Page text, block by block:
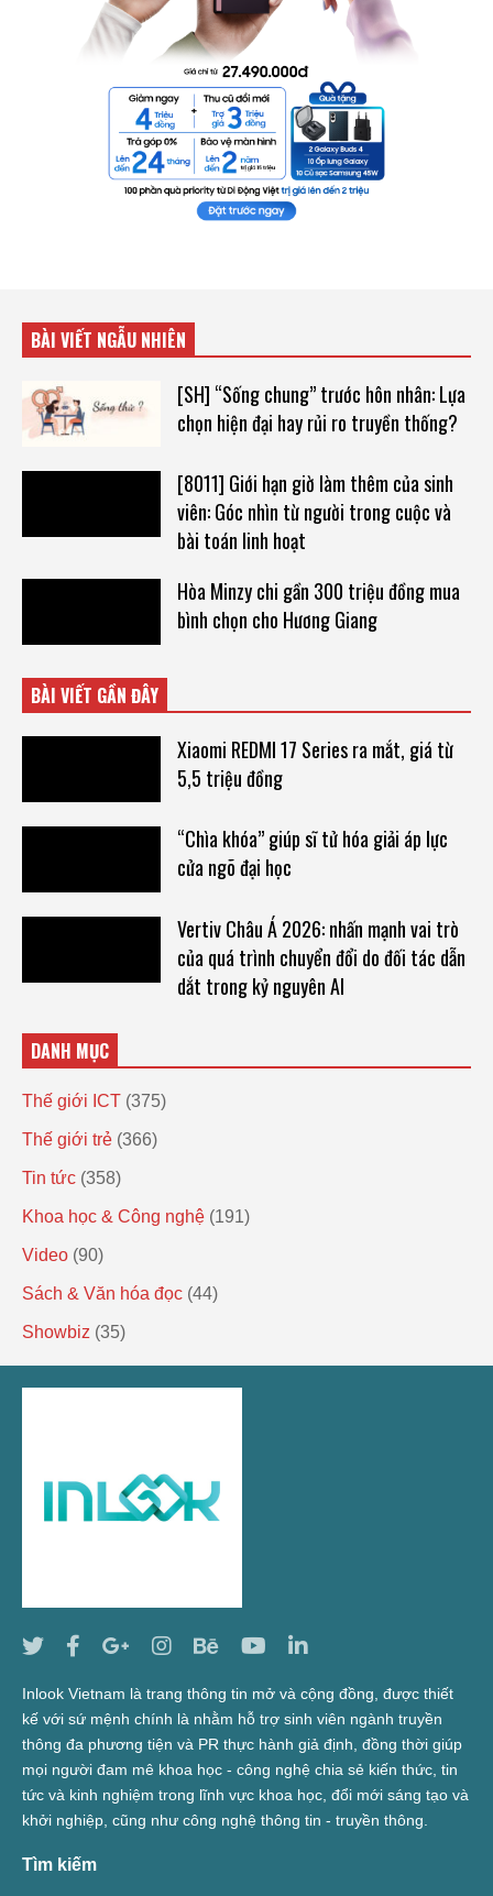
BÀI VIẾT NGẪU NHIÊN
[SH] “Sống chung” trước hôn nhân: Lựa
chọn hiện đại hay rủi ro truyền thống?
[8011] Giới hạn giờ làm thêm của sinh
viên: Góc nhìn từ người trong cuộc và
bài toán linh hoạt
Hòa Minzy chi gần 300 triệu đồng mua
bình chọn cho Hương Giang
BÀI VIẾT GẦN ĐÂY
Xiaomi REDMI 17 Series ra mắt, giá từ
5,5 triệu đồng
“Chìa khóa” giúp sĩ tử hóa giải áp lực
cửa ngõ đại học
Vertiv Châu Á 2026: nhấn mạnh vai trò
của quá trình chuyển đổi do đối tác dẫn
dắt trong kỷ nguyên AI
DANH MỤC
Thế giới ICT (375)
Thế giới trẻ (366)
Tin tức (358)
Khoa học & Công nghệ (191)
Video (90)
Sách & Văn hóa đọc (44)
Showbiz (35)
Inlook Vietnam là trang thông tin mở và cộng đồng, được thiết
kế với sứ mệnh chính là nhằm hỗ trợ sinh viên ngành truyền
thông đa phương tiện và PR thực hành giả định, đồng thời giúp
mọi người đam mê khoa học - công nghệ chia sẻ kiến thức, tin
tức và kinh nghiệm trong lĩnh vực khoa học, đổi mới sáng tạo và
khởi nghiệp, cũng như công nghệ thông tin - truyền thông.
Tìm kiếm